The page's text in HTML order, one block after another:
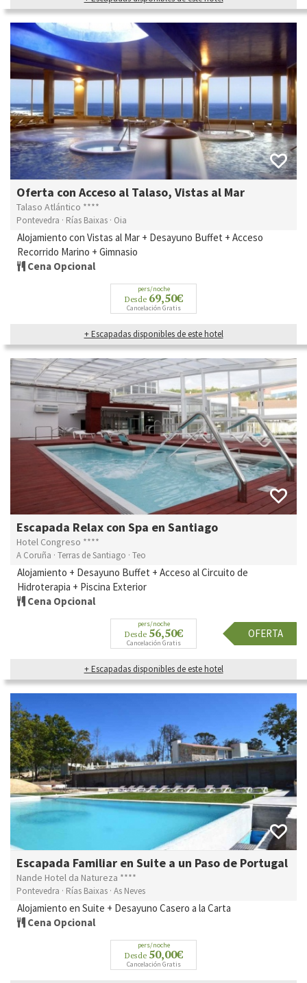
Oferta con Acceso al Talaso, Vistas al Mar
Talaso Atlántico ****
Pontevedra · Rías Baixas · Oia
Alojamiento con Vistas al Mar + Desayuno Buffet + Acceso
Recorrido Marino + Gimnasio
Cena Opcional
pers/noche
Desde 69,50€
Cancelación Gratis
+ Escapadas disponibles de este hotel
Escapada Relax con Spa en Santiago
Hotel Congreso ****
A Coruña · Terras de Santiago · Teo
Alojamiento + Desayuno Buffet + Acceso al Circuito de
Hidroterapia + Piscina Exterior
Cena Opcional
pers/noche
Desde 56,50€
Cancelación Gratis
OFERTA
+ Escapadas disponibles de este hotel
Escapada Familiar en Suite a un Paso de Portugal
Nande Hotel da Natureza ****
Pontevedra · Rías Baixas · As Neves
Alojamiento en Suite + Desayuno Casero a la Carta
Cena Opcional
pers/noche
Desde 50,00€
Cancelación Gratis